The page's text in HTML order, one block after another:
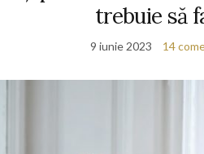
trebuie să
9 iunie 2023 14